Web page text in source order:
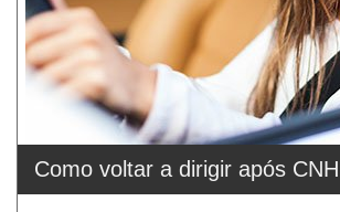
Como voltar a dirigir após